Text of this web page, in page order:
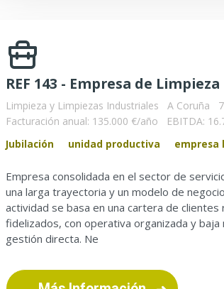
REF 143 - Empresa de Limpieza
Limpieza y Limpiezas Industriales A Coruña
Facturación anual: 135.000 €/año
EBITDA:
Jubilación unidad productiva empresa
Empresa consolidada en el sector de
una larga trayectoria y un modelo de
actividad se basa en una cartera de
fidelizados, con operativa organizada y baja
gestión directa. Ne